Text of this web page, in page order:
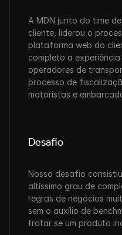
A MDN junto do time
cliente, liderou o
plataforma web do
completo a
operadores de
processo de
motoristas e
Desafio
Nosso desafio
altíssimo grau de
regras de negócios
sem o auxílio de
tratar se um produto